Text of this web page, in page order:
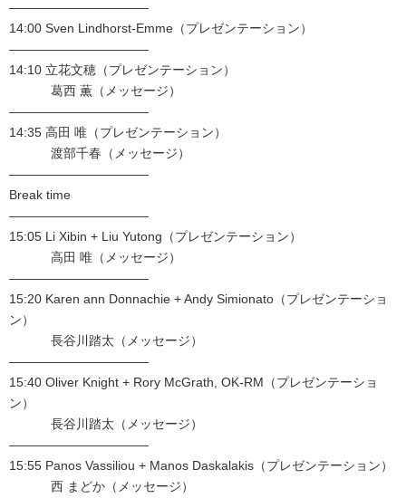
———————————
14:00 Sven Lindhorst-Emme（プレゼンテーション）
———————————
14:10 立花文穂（プレゼンテーション）
葛西 薫（メッセージ）
———————————
14:35 高田 唯（プレゼンテーション）
渡部千春（メッセージ）
———————————
Break time
———————————
15:05 Li Xibin + Liu Yutong（プレゼンテーション）
高田 唯（メッセージ）
———————————
15:20 Karen ann Donnachie + Andy Simionato（プレゼンテーショ
ン）
長谷川踏太（メッセージ）
———————————
15:40 Oliver Knight + Rory McGrath, OK-RM（プレゼンテーショ
ン）
長谷川踏太（メッセージ）
———————————
15:55 Panos Vassiliou + Manos Daskalakis（プレゼンテーション）
西 まどか（メッセージ）